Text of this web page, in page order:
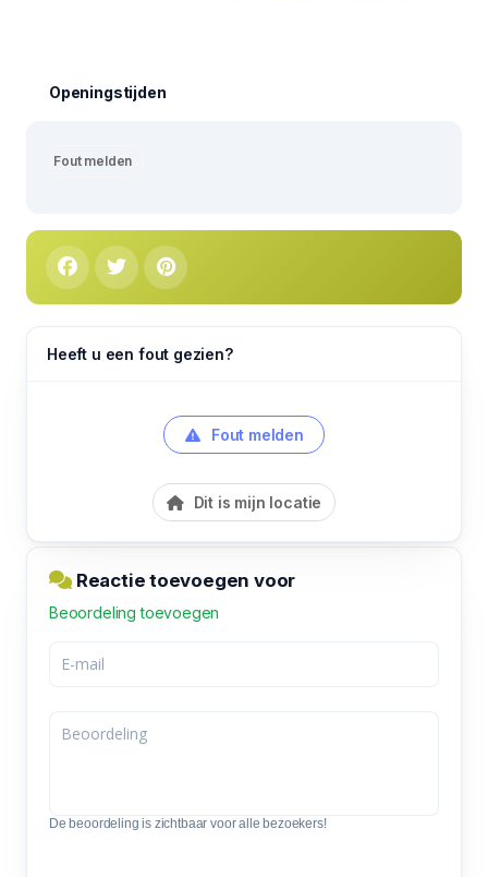
Openingstijden
Fout melden
Heeft u een fout gezien?
Fout melden
Dit is mijn locatie
Reactie toevoegen voor
Beoordeling toevoegen
De beoordeling is zichtbaar voor alle bezoekers!